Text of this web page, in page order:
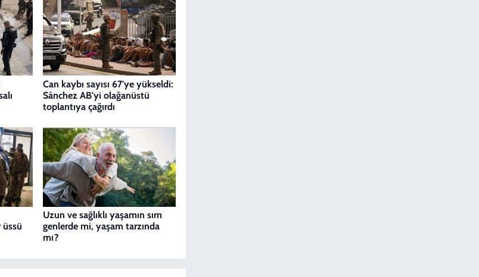
Can kaybı sayısı 67'ye yükseldi:
Sánchez AB'yi olağanüstü
toplantıya çağırdı
üssü
Uzun ve sağlıklı yaşamın sırrı
genlerde mi, yaşam tarzında
mı?